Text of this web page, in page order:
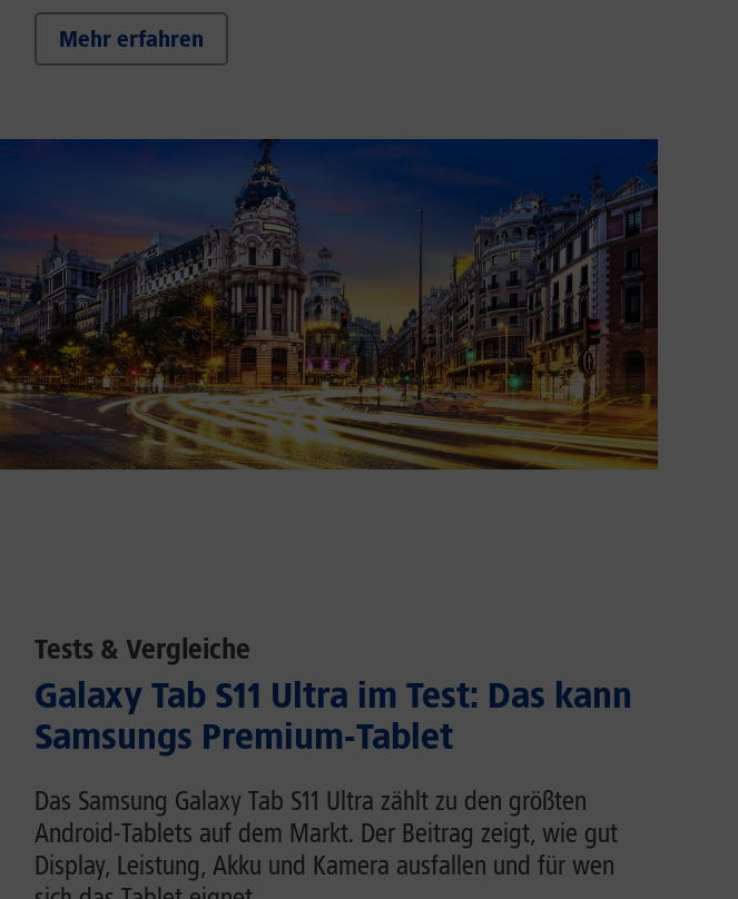
Mehr erfahren
Tests & Vergleiche
Galaxy Tab S11 Ultra im Test: Das kann
Samsungs Premium-Tablet
Das Samsung Galaxy Tab S11 Ultra zählt zu den größten
Android-Tablets auf dem Markt. Der Beitrag zeigt, wie gut
Display, Leistung, Akku und Kamera ausfallen und für wen